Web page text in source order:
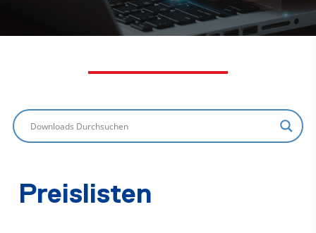
Preislisten